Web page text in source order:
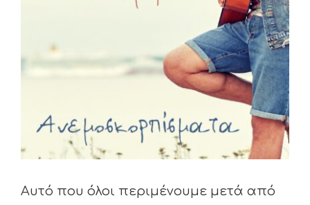
Αυτό που όλοι περιμένουμε μετά από